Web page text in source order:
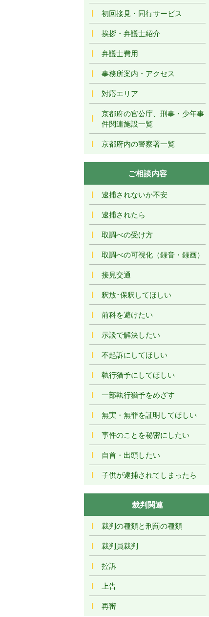
初回接見・同行サービス
挨拶・弁護士紹介
弁護士費用
事務所案内・アクセス
対応エリア
京都府の官公庁、刑事・少年事
件関連施設一覧
京都府内の警察署一覧
ご相談内容
逮捕されないか不安
逮捕されたら
取調べの受け方
取調べの可視化（録音・録画）
接見交通
釈放･保釈してほしい
前科を避けたい
示談で解決したい
不起訴にしてほしい
執行猶予にしてほしい
一部執行猶予をめざす
無実・無罪を証明してほしい
事件のことを秘密にしたい
自首・出頭したい
子供が逮捕されてしまったら
裁判関連
裁判の種類と刑罰の種類
裁判員裁判
控訴
上告
再審